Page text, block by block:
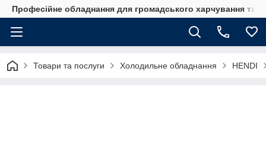
Професійне обладнання для громадського харчування та
Товари та послуги Холодильне обладнання HENDI